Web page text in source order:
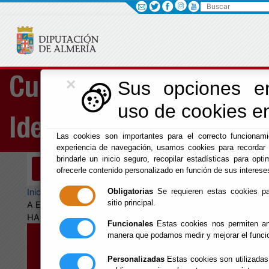
×
Sus opciones
uso de cookies
Las cookies son importantes para el correcto
experiencia de navegación, usamos cookies para
brindarle un inicio seguro, recopilar estadísticas para
ofrecerle contenido personalizado en función de sus
ObligatoriasSe requieren estas cookies
sitio principal.
FuncionalesEstas cookies nos permiten
manera que podamos medir y mejorar el
PersonalizadasEstas cookies son
Cultura, Cine e
Identidad Almeriense
Menú Cultura
Inicio Cultura y Cine - CONVOCATORIA DESTINADA
A ENTIDADES LOCALES DE HASTA 1.000
HABITANTES
CONVOCATORIA
Buscar